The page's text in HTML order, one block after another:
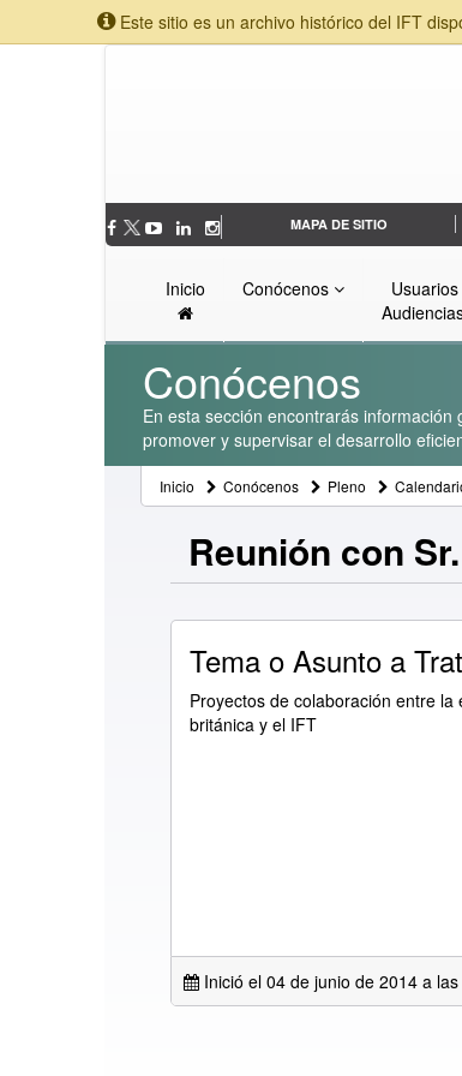
Este sitio es un archivo histórico del IFT
MAPA DE SITIO
Inicio Conócenos
Usuarios
Conócenos
En esta sección encontrarás
promover y supervisar el desarrollo
Inicio Conócenos Pleno
Reunión con
Tema o Asunto a
Proyectos de colaboración entre la
británica y el IFT
Inició el 04 de junio de 2014 a las